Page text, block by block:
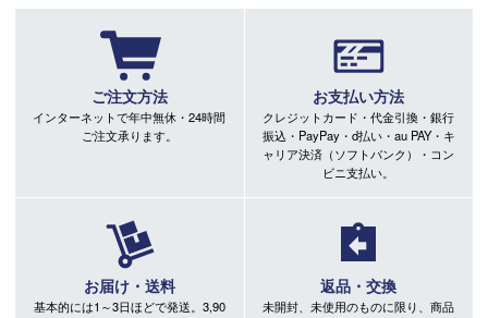
ご注文方法
インターネットで年中無休・24時間
ご注文承ります。
お支払い方法
クレジットカード・代金引換・銀行
振込・PayPay・d払い・au PAY・キ
ャリア決済（ソフトバンク）・コン
ビニ支払い。
お届け・送料
基本的には1～3日ほどで発送。3,90
返品・交換
未開封、未使用のものに限り、商品